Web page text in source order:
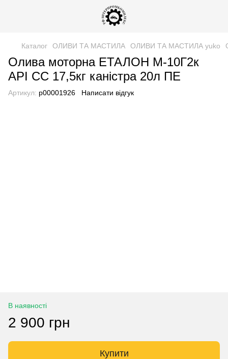
Каталог ОЛИВИ ТА МАСТИЛА ОЛИВИ ТА МАСТИЛА yuko
Олива моторна ЕТАЛОН М-10Г2к
АРІ СС 17,5кг каністра 20л ПЕ
Артикул: р00001926 Написати відгук
В наявності
2 900 грн
Купити